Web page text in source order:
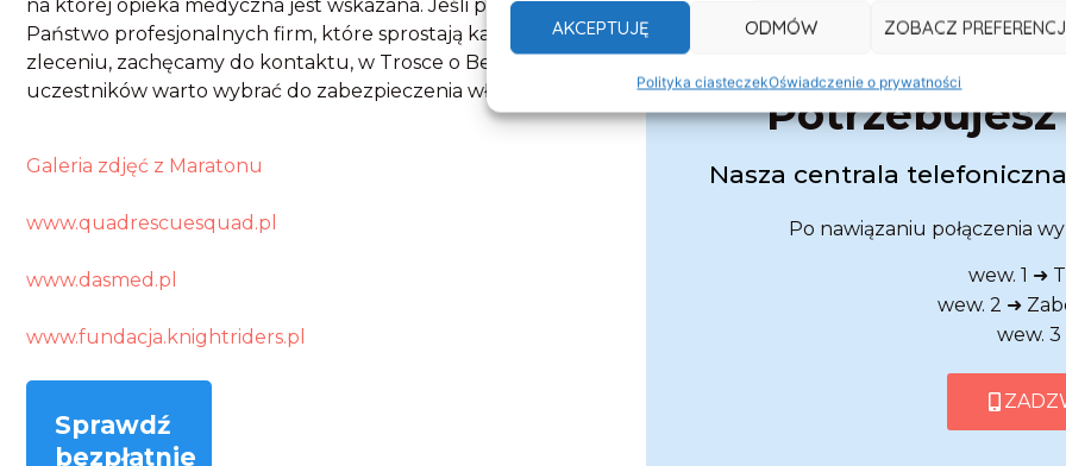
AKCEPTUJĘ ODMÓW ZOBACZ
Polityka ciasteczekOświadczenie o prywatności
na której opieka medyczna jest wskazana. Jeśli poszukujecie
Państwo profesjonalnych firm, które sprostają każdemu dużemu
zleceniu, zachęcamy do kontaktu, w Trosce o Bezpieczeństwo
uczestników warto wybrać do zabezpieczenia właśnie Nas.
Galeria zdjęć z Maratonu
www.quadrescuesquad.pl
www.dasmed.pl
www.fundacja.knightriders.pl
Sprawdź
bezpłatnie
Nasza centrala
Po nawiązaniu połączenia
wew. 1 ➜
wew. 2 ➜
wew. 3